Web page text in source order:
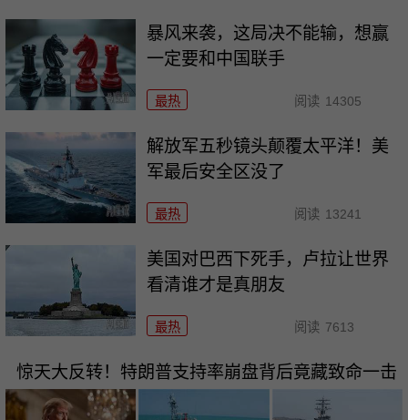
暴风来袭，这局决不能输，想赢
一定要和中国联手
最热 阅读 14305
解放军五秒镜头颠覆太平洋！美
军最后安全区没了
最热 阅读 13241
美国对巴西下死手，卢拉让世界
看清谁才是真朋友
最热 阅读 7613
惊天大反转！特朗普支持率崩盘背后竟藏致命一击